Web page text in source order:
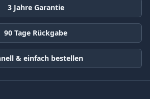
3 Jahre Garantie
90 Tage Rückgabe
& einfach bestellen